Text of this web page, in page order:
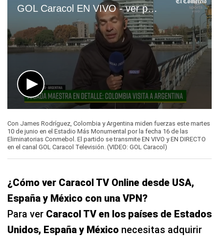
GOL Caracol EN VIVO - ver partido Colombia vs. Argentina por Eliminatorias Conmebol 2026
seconds
of
3
minutes,
14
seconds
Con James Rodríguez, Colombia y Argentina miden fuerzas este martes
10 de junio en el Estadio Más Monumental por la fecha 16 de las
Eliminatorias Conmebol. El partido se transmite EN VIVO y EN DIRECTO
en el canal GOL Caracol Televisión. (VIDEO: GOL Caracol)
¿Cómo ver Caracol TV Online desde USA,
España y México con una VPN?
Para ver Caracol TV en los países de Estados
Unidos, España y México necesitas adquirir